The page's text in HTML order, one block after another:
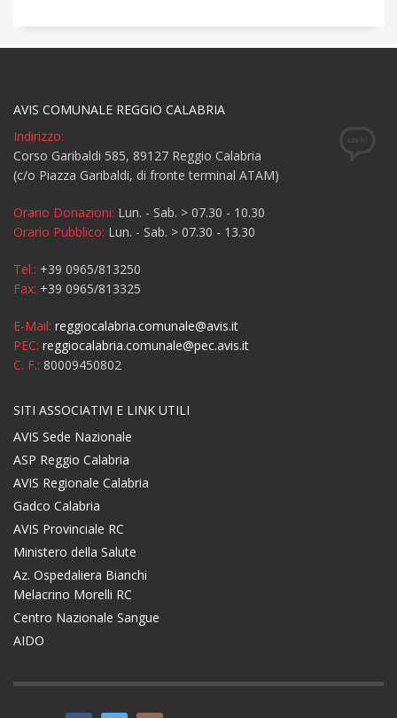
AVIS COMUNALE REGGIO CALABRIA
Indirizzo:
Corso Garibaldi 585, 89127 Reggio Calabria
(c/o Piazza Garibaldi, di fronte terminal ATAM)
Orario Donazioni: Lun. - Sab. > 07.30 - 10.30
Orario Pubblico: Lun. - Sab. > 07.30 - 13.30
Tel.: +39 0965/813250
Fax: +39 0965/813325
E-Mail: reggiocalabria.comunale@avis.it
PEC: reggiocalabria.comunale@pec.avis.it
C. F.: 80009450802
SITI ASSOCIATIVI E LINK UTILI
AVIS Sede Nazionale
ASP Reggio Calabria
AVIS Regionale Calabria
Gadco Calabria
AVIS Provinciale RC
Ministero della Salute
Az. Ospedaliera Bianchi
Melacrino Morelli RC
Centro Nazionale Sangue
AIDO